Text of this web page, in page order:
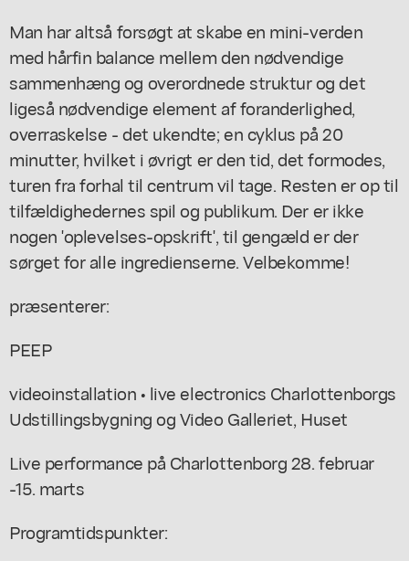
Man har altså forsøgt at skabe en mini-verden
med hårfin balance mellem den nødvendige
sammenhæng og overordnede struktur og det
ligeså nødvendige element af foranderlighed,
overraskelse - det ukendte; en cyklus på 20
minutter, hvilket i øvrigt er den tid, det formodes,
turen fra forhal til centrum vil tage. Resten er op til
tilfældighedernes spil og publikum. Der er ikke
nogen 'oplevelses-opskrift', til gengæld er der
sørget for alle ingredienserne. Velbekomme!
præsenterer:
PEEP
videoinstallation • live electronics Charlottenborgs
Udstillingsbygning og Video Galleriet, Huset
Live performance på Charlottenborg 28. februar
-15. marts
Programtidspunkter: